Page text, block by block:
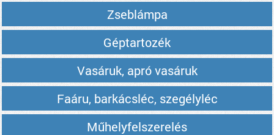
Zseblámpa
Géptartozék
Vasáruk, apró vasáruk
Faáru, barkácsléc, szegélyléc
Műhelyfelszerelés